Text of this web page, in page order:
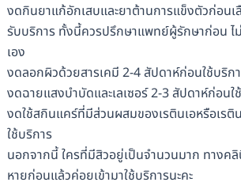
งดกินยาแก้อักเสบและยาต้านการแข็งตัวก่อนเ
รับบริการ ทั้งนี้ควรปรึกษาแพทย์ผู้รักษาก่อน ไ
เอง
งดลอกผิวด้วยสารเคมี 2-4 สัปดาห์ก่อนใช้บริก
งดฉายแสงบำบัดและเลเซอร์ 2-3 สัปดาห์ก่อนใ
งดใช้สกินแคร์ที่มีส่วนผสมของเรตินเอหรือเร
ใช้บริการ
นอกจากนี้ ใครที่มีสิวอยู่เป็นจำนวนมาก ทางคลิ
หายก่อนแล้วค่อยเข้ามาใช้บริการนะคะ